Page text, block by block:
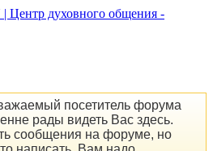
посетитель форума
рады видеть Вас здесь.
сообщения на форуме, но